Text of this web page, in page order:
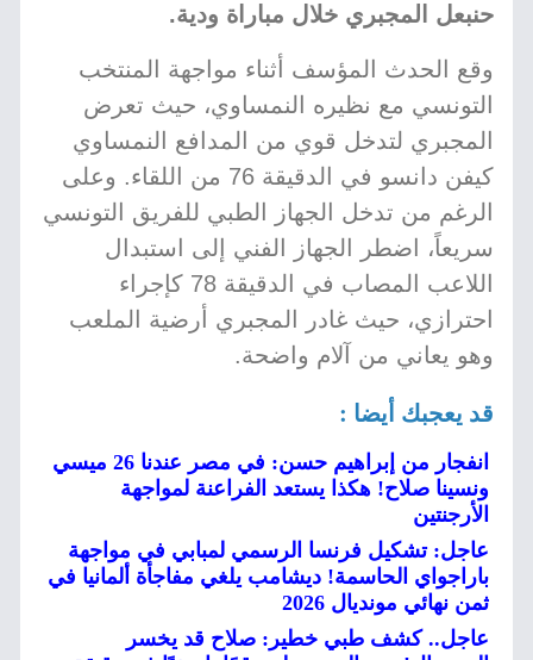
حنبعل المجبري خلال مباراة ودية.
وقع الحدث المؤسف أثناء مواجهة المنتخب
التونسي مع نظيره النمساوي، حيث تعرض
المجبري لتدخل قوي من المدافع النمساوي
كيفن دانسو في الدقيقة 76 من اللقاء. وعلى
الرغم من تدخل الجهاز الطبي للفريق التونسي
سريعاً، اضطر الجهاز الفني إلى استبدال
اللاعب المصاب في الدقيقة 78 كإجراء
احترازي، حيث غادر المجبري أرضية الملعب
وهو يعاني من آلام واضحة.
قد يعجبك أيضا :
انفجار من إبراهيم حسن: في مصر عندنا 26 ميسي
ونسينا صلاح! هكذا يستعد الفراعنة لمواجهة
الأرجنتين
عاجل: تشكيل فرنسا الرسمي لمبابي في مواجهة
باراجواي الحاسمة! ديشامب يلغي مفاجأة ألمانيا في
ثمن نهائي مونديال 2026
عاجل.. كشف طبي خطير: صلاح قد يخسر